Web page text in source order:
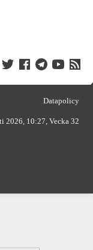
Datapolicy
2026, 10:27, Vecka 32